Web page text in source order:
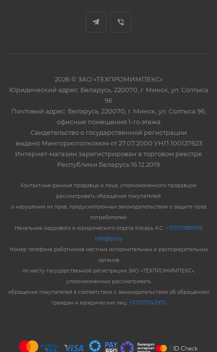
2026 © ЗАО «ТЕХПРОМИМПЕКС»
Юридический адрес: Беларусь, 220070, г. Минск, ул. Солтыса
96
Почтовый адрес: Беларусь, 220070, г. Минск, ул. Солтыса 96,
офисные помещения 1-го этажа
Свидетельство о государственной регистрации
выдано Мингорисполкомом от 27.07.2000 УНП 100127623
Интернет-магазин зарегистрирован в торговом реестре
Республики Беларусь 16.12.2019
Контактные данные продавца и лица, уполномоченного продавцом
рассматривать обращения покупателей
о нарушении их прав, предусмотренных законодательством о защите прав
потребителей:
Начальник кадрового и юридического отдела Косарь А.С.: +375173881599,
info@tpi.by
Номер телефона работников местных исполнительных и распорядительных
органов
по месту государственной регистрации ЗАО «ТЕХПРОМИМПЕКС»,
уполномоченных рассматривать
обращения покупателей в соответствии с законодательством об обращениях
граждан и юридических лиц: +375173743973